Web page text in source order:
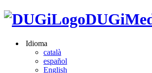
Idioma
català
español
English